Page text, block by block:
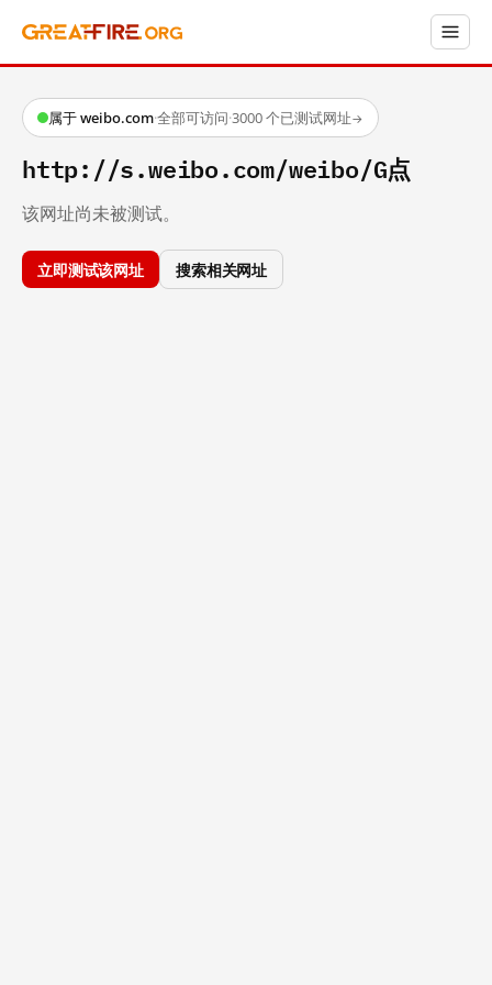
属于 weibo.com·全部可访问·3000 个已测试网址→
http://s.weibo.com/weibo/G点
该网址尚未被测试。
立即测试该网址 搜索相关网址